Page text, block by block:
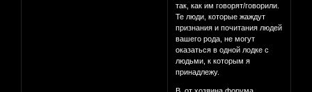
так, как им говорят/говорили.
Те люди, которые жаждут
признания и почитания людей
вашего рода, не могут
оказаться в одной лодке с
людьми, к которым я
принадлежу.